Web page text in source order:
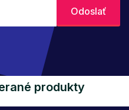
produkty